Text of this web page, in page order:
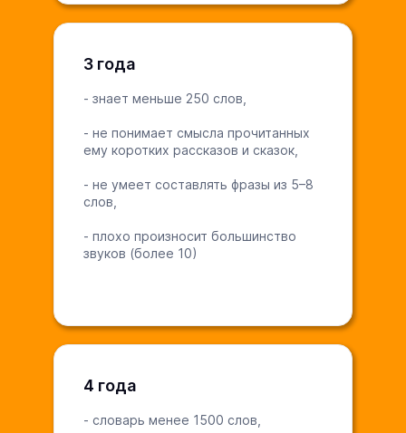
3 года
- знает меньше 250 слов,
- не понимает смысла прочитанных
ему коротких рассказов и сказок,
- не умеет составлять фразы из 5–8
слов,
- плохо произносит большинство
звуков (более 10)
4 года
- словарь менее 1500 слов,